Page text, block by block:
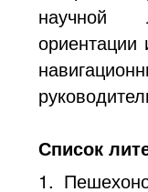
научной
Список
1.